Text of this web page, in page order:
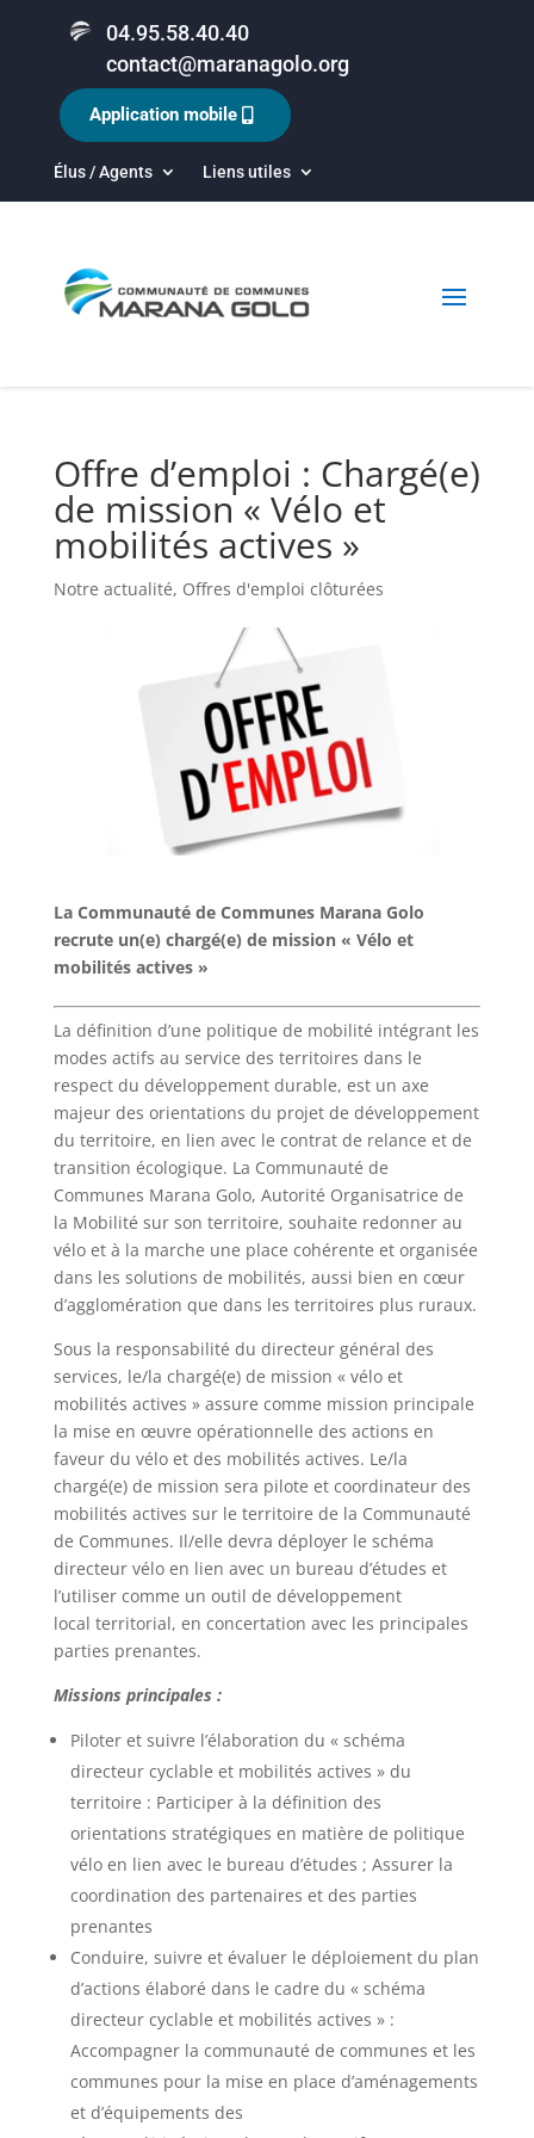
04.95.58.40.40
contact@maranagolo.org
Élus / Agents Liens utiles
Application mobile
Offre d’emploi : Chargé(e)
de mission « Vélo et
mobilités actives »
Notre actualité, Offres d'emploi clôturées
La Communauté de Communes Marana Golo
recrute un(e) chargé(e) de mission « Vélo et
mobilités actives »
La définition d’une politique de mobilité intégrant les
modes actifs au service des territoires dans le
respect du développement durable, est un axe
majeur des orientations du projet de développement
du territoire, en lien avec le contrat de relance et de
transition écologique. La Communauté de
Communes Marana Golo, Autorité Organisatrice de
la Mobilité sur son territoire, souhaite redonner au
vélo et à la marche une place cohérente et organisée
dans les solutions de mobilités, aussi bien en cœur
d’agglomération que dans les territoires plus ruraux.
Sous la responsabilité du directeur général des
services, le/la chargé(e) de mission « vélo et
mobilités actives » assure comme mission principale
la mise en œuvre opérationnelle des actions en
faveur du vélo et des mobilités actives. Le/la
chargé(e) de mission sera pilote et coordinateur des
mobilités actives sur le territoire de la Communauté
de Communes. Il/elle devra déployer le schéma
directeur vélo en lien avec un bureau d’études et
l’utiliser comme un outil de développement
local territorial, en concertation avec les principales
parties prenantes.
Missions principales :
Piloter et suivre l’élaboration du « schéma
directeur cyclable et mobilités actives » du
territoire : Participer à la définition des
orientations stratégiques en matière de politique
vélo en lien avec le bureau d’études ; Assurer la
coordination des partenaires et des parties
prenantes
Conduire, suivre et évaluer le déploiement du plan
d’actions élaboré dans le cadre du « schéma
directeur cyclable et mobilités actives » :
Accompagner la communauté de communes et les
communes pour la mise en place d’aménagements
et d’équipements des